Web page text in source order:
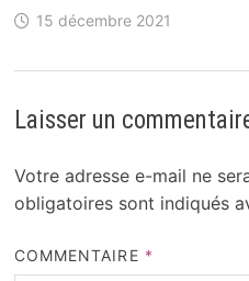
15 décembre 2021
Laisser un
Votre adresse e-mail ne
obligatoires sont indiqués
COMMENTAIRE *